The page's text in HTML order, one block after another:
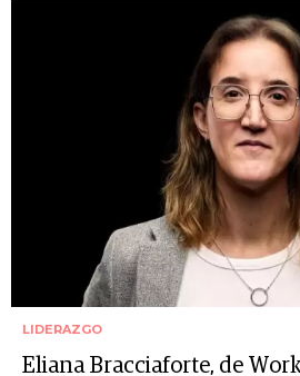
LIDERAZGO
Eliana Bracciaforte, de